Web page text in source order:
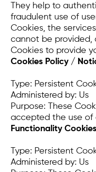
They help to
fraudulent use of
Cookies, the
cannot be provided,
Cookies to provide
Cookies Policy /
Type: Persistent
Administered by: Us
Purpose: These
accepted the use of
Functionality Cookies
Type: Persistent
Administered by: Us